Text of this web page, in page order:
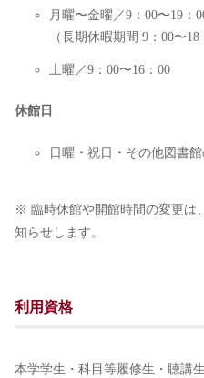
月曜〜金曜／9：00〜19：
（長期休暇期間 9：00〜18
土曜／9：00〜16：00
休館日
日曜 ・ 祝日 ・ その他図書
※ 臨時休館や開館時間の変更は
知らせします。
利用資格
本学学生・科目等履修生・聴講